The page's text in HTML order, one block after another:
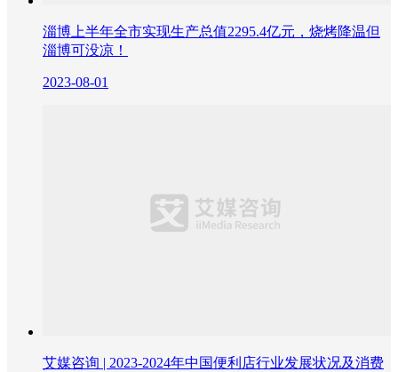
淄博上半年全市实现生产总值2295.4亿元，烧烤降温但
淄博可没凉！
2023-08-01
艾媒咨询 | 2023-2024年中国便利店行业发展状况及消费